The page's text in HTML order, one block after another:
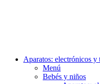
Aparatos: electrónicos y
Menú
Bebés y niños